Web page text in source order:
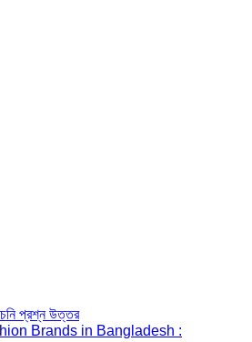
প্রশ্ন উত্তর
Brands in Bangladesh :